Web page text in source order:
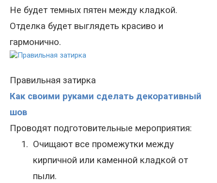
Не будет темных пятен между кладкой.
Отделка будет выглядеть красиво и
гармонично.
Правильная затирка
Как своими руками сделать декоративный
шов
Проводят подготовительные мероприятия:
1. Очищают все промежутки между
кирпичной или каменной кладкой от
пыли.